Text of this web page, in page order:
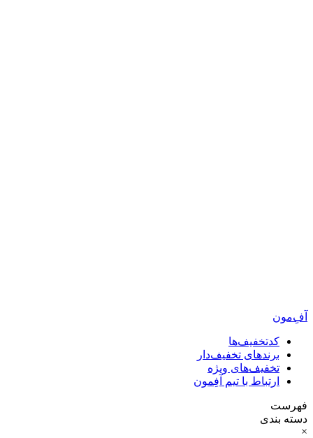
آفِ‌مون
کدتخفیف‌ها
برندهای تخفیف‌دار
تخفیف‌های ویژه
ارتباط با تیم آفِمون
فهرست
دسته بندی
×